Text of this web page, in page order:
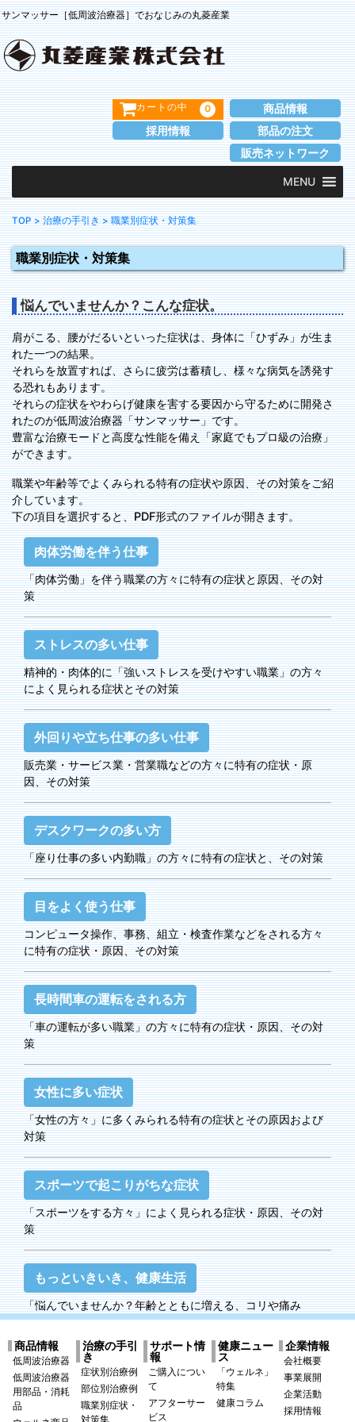
サンマッサー［低周波治療器］でおなじみの丸菱産業
商品情報
カートの中 0
部品の注文
採用情報
販売ネットワーク
MENU
TOP > 治療の手引き > 職業別症状・対策集
職業別症状・対策集
悩んでいませんか？こんな症状。
肩がこる、腰がだるいといった症状は、身体に「ひずみ」が生ま
れた一つの結果。
それらを放置すれば、さらに疲労は蓄積し、様々な病気を誘発す
る恐れもあります。
それらの症状をやわらげ健康を害する要因から守るために開発さ
れたのが低周波治療器「サンマッサー」です。
豊富な治療モードと高度な性能を備え「家庭でもプロ級の治療」
ができます。
職業や年齢等でよくみられる特有の症状や原因、その対策をご紹
介しています。
下の項目を選択すると、PDF形式のファイルが開きます。
肉体労働を伴う仕事
「肉体労働」を伴う職業の方々に特有の症状と原因、その対
策
ストレスの多い仕事
精神的・肉体的に「強いストレスを受けやすい職業」の方々
によく見られる症状とその対策
外回りや立ち仕事の多い仕事
販売業・サービス業・営業職などの方々に特有の症状・原
因、その対策
デスクワークの多い方
「座り仕事の多い内勤職」の方々に特有の症状と、その対策
目をよく使う仕事
コンピュータ操作、事務、組立・検査作業などをされる方々
に特有の症状・原因、その対策
長時間車の運転をされる方
「車の運転が多い職業」の方々に特有の症状・原因、その対
策
女性に多い症状
「女性の方々」に多くみられる特有の症状とその原因および
対策
スポーツで起こりがちな症状
「スポーツをする方々」によく見られる症状・原因、その対
策
もっといきいき、健康生活
「悩んでいませんか？年齢とともに増える、コリや痛み
商品情報
低周波治療器
低周波治療器
用部品・消耗
品
治療の手引
き
症状別治療例
部位別治療例
職業別症状・
対策集
サポート情
報
ご購入につい
て
アフターサー
ビス
健康ニュー
ス
「ウェルネ」
特集
健康コラム
企業情報
会社概要
事業展開
企業活動
採用情報